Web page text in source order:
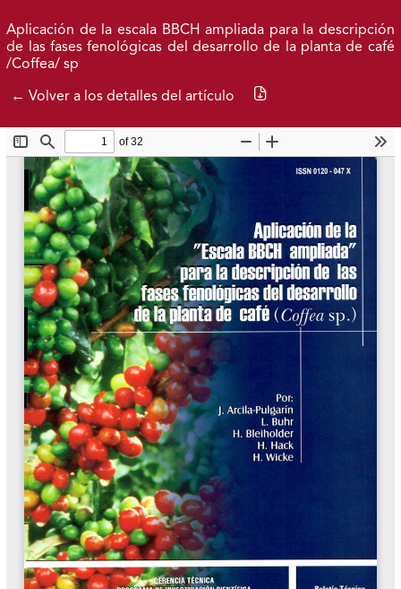
Boletín Actual Publicados Acerca de
Aplicación de la escala BBCH ampliada para la descripción
de las fases fenológicas del desarrollo de la planta de café
/Coffea/ sp
← Volver a los detalles del artículo
Federación Nacional de Cafeteros | Powered by: Cenicafé
Al continuar utilizando este portal, aceptas nuestros
Términos y condiciones de usoyPolítica de Privacidad y
Tratamiento de Datos Personales.